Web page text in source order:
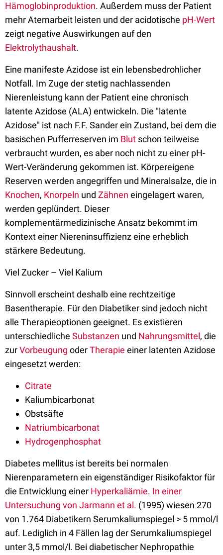
Hämoglobinproduktion. Außerdem muss der Patient
mehr Atemarbeit leisten und der acidotische pH-Wert
zeigt negative Auswirkungen auf den
Elektrolythaushalt.
Eine manifeste Azidose ist ein lebensbedrohlicher
Notfall. Im Zuge der stetig nachlassenden
Nierenleistung kann der Patient eine chronisch
latente Azidose (ALA) entwickeln. Die "latente
Azidose" ist nach F.F. Sander ein Zustand, bei dem die
basischen Pufferreserven im Blut schon teilweise
verbraucht wurden, es aber noch nicht zu einer pH-
Wert-Veränderung gekommen ist. Körpereigene
Reserven werden angegriffen und Mineralsalze, die in
Knochen, Knorpeln und Zähnen eingelagert waren,
werden geplündert. Dieser
komplementärmedizinische Ansatz bekommt im
Kontext einer Niereninsuffizienz eine erheblich
stärkere Bedeutung.
Viel Zucker – Viel Kalium
Sinnvoll erscheint deshalb eine rechtzeitige
Basentherapie. Für den Diabetiker sind jedoch nicht
alle Therapieoptionen geeignet. Es existieren
unterschiedliche Substanzen und Nahrungsmittel, die
zurVorbeugung oderTherapie einer latenten Azidose
eingesetzt werden:
Citrate
Kaliumbicarbonat
Obstsäfte
Natriumbicarbonat
Hydrogenphosphat
Diabetes mellitus ist bereits bei normalen
Nierenparametern ein eigenständiger Risikofaktor für
die Entwicklung einer Hyperkaliämie. In einer
Untersuchung von Jarmann et al. (1995) wiesen 270
von 1.764 Diabetikern Serumkaliumspiegel > 5 mmol/l
auf. Lediglich in 4 Fällen lag der Serumkaliumspiegel
unter 3,5 mmol/l. Bei diabetischer Nephropathie